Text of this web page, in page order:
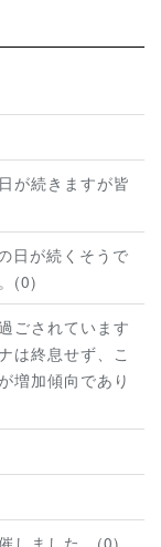
が続きますが皆
日が続くそうで
(0)
ごされています
は終息せず、こ
増加傾向であり